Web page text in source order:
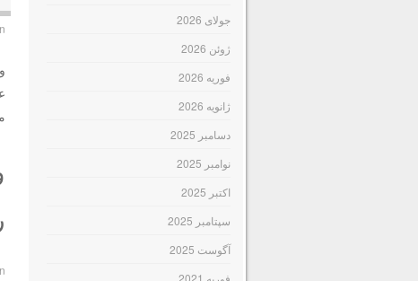
جولای 2026
ژوئن 2026
فوریه 2026
ژانویه 2026
دسامبر 2025
نوامبر 2025
اکتبر 2025
سپتامبر 2025
آگوست 2025
فوریه 2021